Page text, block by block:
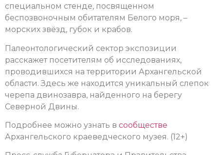
специальном стенде, посвященном
беспозвоночным обитателям Белого моря, –
морских звёзд, губок и крабов.
Палеонтологический сектор экспозиции
расскажет посетителям об исследованиях,
проводившихся на территории Архангельской
области. Здесь же находится уникальный слепок
черепа двинозавра, найденного на берегу
Северной Двины.
Подробнее можно узнать в сообществе
Архангельского краеведческого музея. (12+)